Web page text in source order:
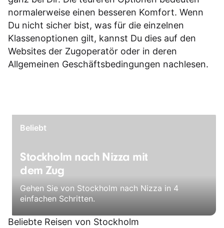
normalerweise einen besseren Komfort. Wenn
Du nicht sicher bist, was für die einzelnen
Klassenoptionen gilt, kannst Du dies auf den
Websites der Zugoperatör oder in deren
Allgemeinen Geschäftsbedingungen nachlesen.
Beliebt
Stockholm nach Nizza mit
dem Zug
Gehen Sie von Stockholm nach Nizza in 4
einfachen Schritten.
Beliebte Reisen von Stockholm